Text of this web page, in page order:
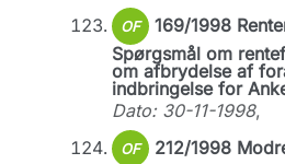
OF
169/1998
Spørgsmål om
om afbrydelse af
indbringelse for
Dato: 30-11-1998,
OF
212/1998